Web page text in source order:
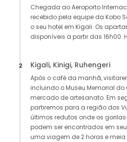
Chegada ao Aeroporto
recebido pela equipe da Kobo
o seu hotel em Kigali. Os
disponíveis a partir das 16h00.
2 Kigali, Kinigi, Ruhengeri
Após o café da manhã,
incluindo o Museu Memorial do
mercado de artesanato. Em
partiremos para a região dos
últimos redutos onde os
podem ser encontrados em
uma viagem de 2 horas e